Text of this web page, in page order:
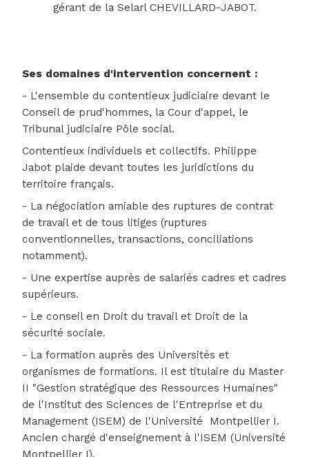
gérant de la Selarl CHEVILLARD-JABOT.
Ses domaines d'intervention concernent :
- L'ensemble du contentieux judiciaire devant le
Conseil de prud'hommes, la Cour d'appel, le
Tribunal judiciaire Pôle social.
Contentieux individuels et collectifs. Philippe
Jabot plaide devant toutes les juridictions du
territoire français.
- La négociation amiable des ruptures de contrat
de travail et de tous litiges (ruptures
conventionnelles, transactions, conciliations
notamment).
- Une expertise auprès de salariés cadres et cadres
supérieurs.
- Le conseil en Droit du travail et Droit de la
sécurité sociale.
- La formation auprès des Universités et
organismes de formations. Il est titulaire du Master
II "Gestion stratégique des Ressources Humaines"
de l'Institut des Sciences de l'Entreprise et du
Management (ISEM) de l'Université Montpellier I.
Ancien chargé d'enseignement à l'ISEM (Université
Montpellier I).